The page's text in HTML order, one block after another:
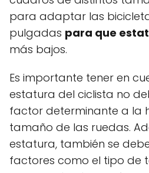
para adaptar las
pulgadas para que
más bajos.
Es importante tener en
estatura del ciclista no
factor determinante a la
tamaño de las ruedas.
estatura, también se
factores como el tipo de